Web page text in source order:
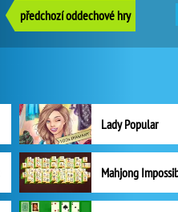
předchozí oddechové hry
Lady Popular
Mahjong